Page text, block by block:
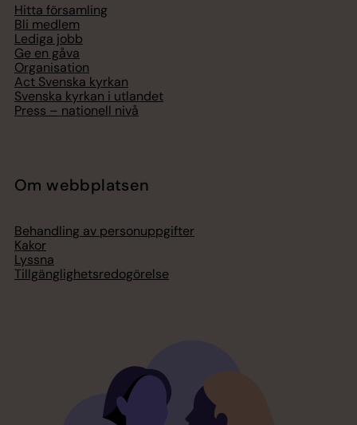
Hitta församling
Bli medlem
Lediga jobb
Ge en gåva
Organisation
Act Svenska kyrkan
Svenska kyrkan i utlandet
Press – nationell nivå
Om webbplatsen
Behandling av personuppgifter
Kakor
Lyssna
Tillgänglighetsredogörelse